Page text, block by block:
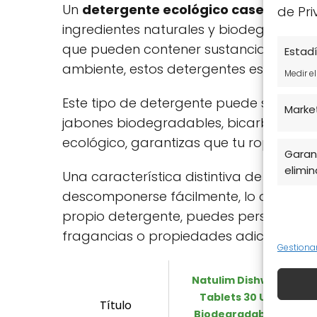
de
Medir
Un detergente ecológico caseroes
ingredientes naturales y
que pueden contener sustancias
ambiente, estos detergentes están
Este tipo de detergente puede ser
jabones biodegradables, bicarbonato
ecológico, garantizas que tu ropa esté
Una característica distintiva de los
descomponerse fácilmente, lo que
propio detergente, puedes
fragancias o propiedades adicionales.
Título
Natulim Dishwasher
Tablets 30 Uses –
Biodegradable and